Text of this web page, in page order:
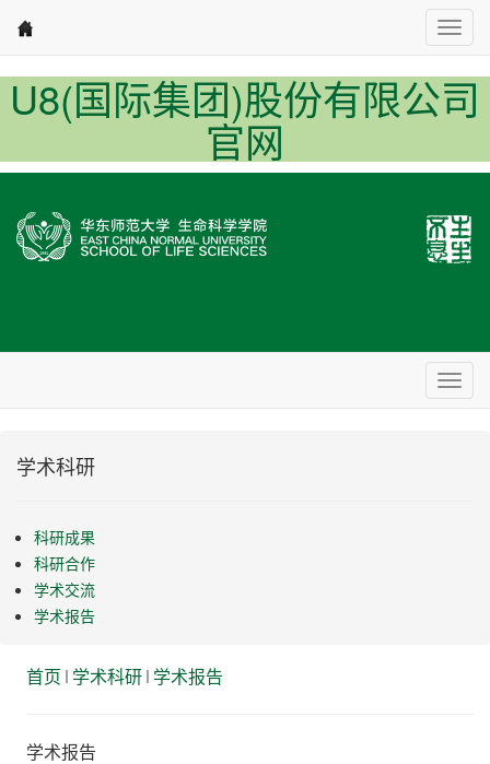
U8(国际集团)股份有限公司
官网
Nav1
Nav2
学术科研
科研成果
科研合作
学术交流
学术报告
首页 学术科研 学术报告
学术报告